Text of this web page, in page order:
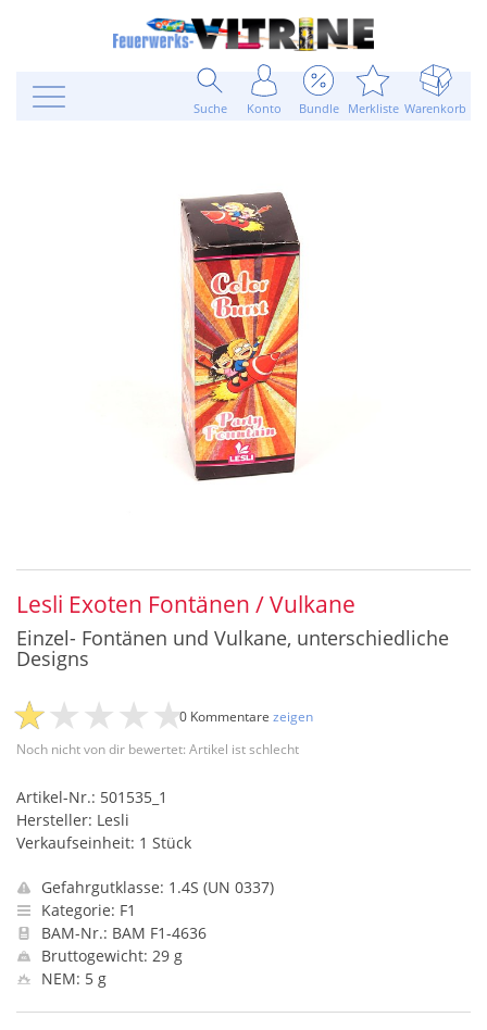
Suche Konto Bundle Merkliste Warenkorb
Lesli Exoten Fontänen / Vulkane
Einzel- Fontänen und Vulkane, unterschiedliche
Designs
Noch nicht von dir bewertet: Artikel ist schlecht
0 Kommentare zeigen
Artikel-Nr.: 501535_1
Hersteller: Lesli
Verkaufseinheit: 1 Stück
Gefahrgutklasse: 1.4S (UN 0337)
Kategorie: F1
BAM-Nr.: BAM F1-4636
Bruttogewicht: 29 g
NEM: 5 g